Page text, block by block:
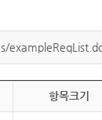
항목크기